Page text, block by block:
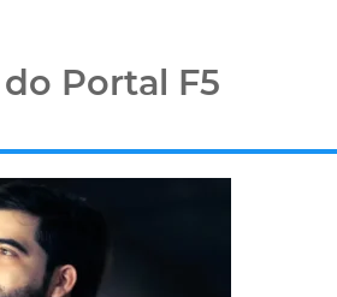
Portal F5